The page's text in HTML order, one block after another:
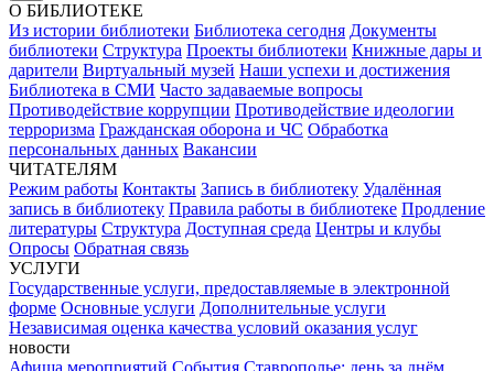
О БИБЛИОТЕКЕ
Из истории библиотеки Библиотека сегодня Документы
библиотеки Структура Проекты библиотеки Книжные дары и
дарители Виртуальный музей Наши успехи и достижения
Библиотека в СМИ Часто задаваемые вопросы
Противодействие коррупции Противодействие идеологии
терроризма Гражданская оборона и ЧС Обработка
персональных данных Вакансии
ЧИТАТЕЛЯМ
Режим работы Контакты Запись в библиотеку Удалённая
запись в библиотеку Правила работы в библиотеке Продление
литературы Структура Доступная среда Центры и клубы
Опросы Обратная связь
УСЛУГИ
Государственные услуги, предоставляемые в электронной
форме Основные услуги Дополнительные услуги
Независимая оценка качества условий оказания услуг
новости
Афиша мероприятий События Ставрополье: день за днём